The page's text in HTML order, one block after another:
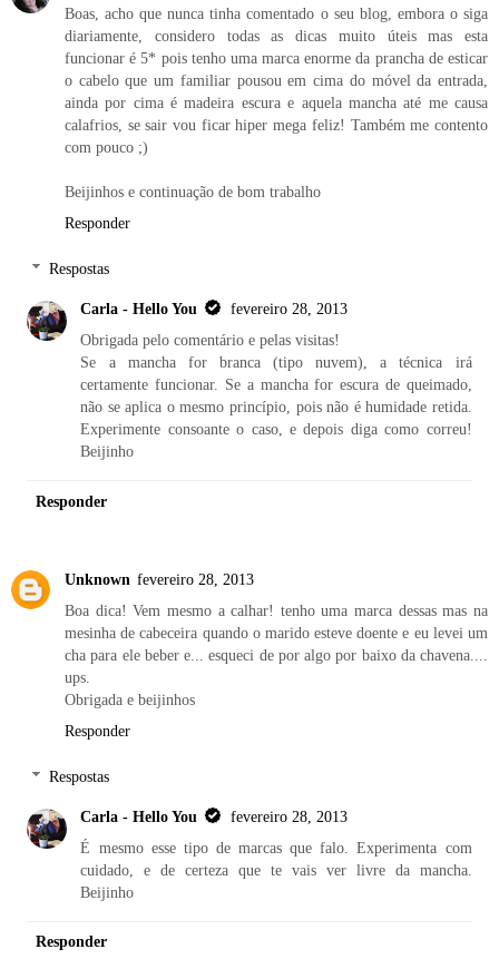
Boas, acho que nunca tinha comentado o seu blog, embora o siga
diariamente, considero todas as dicas muito úteis mas esta
funcionar é 5* pois tenho uma marca enorme da prancha de esticar
o cabelo que um familiar pousou em cima do móvel da entrada,
ainda por cima é madeira escura e aquela mancha até me causa
calafrios, se sair vou ficar hiper mega feliz! Também me contento
com pouco ;)
Beijinhos e continuação de bom trabalho
Responder
Respostas
Carla - Hello You
fevereiro 28, 2013
Obrigada pelo comentário e pelas visitas!
Se a mancha for branca (tipo nuvem), a técnica irá
certamente funcionar. Se a mancha for escura de queimado,
não se aplica o mesmo princípio, pois não é humidade retida.
Experimente consoante o caso, e depois diga como correu!
Beijinho
Responder
Unknown fevereiro 28, 2013
Boa dica! Vem mesmo a calhar! tenho uma marca dessas mas na
mesinha de cabeceira quando o marido esteve doente e eu levei um
cha para ele beber e... esqueci de por algo por baixo da chavena....
ups.
Obrigada e beijinhos
Responder
Respostas
Carla - Hello You
fevereiro 28, 2013
É mesmo esse tipo de marcas que falo. Experimenta com
cuidado, e de certeza que te vais ver livre da mancha.
Beijinho
Responder